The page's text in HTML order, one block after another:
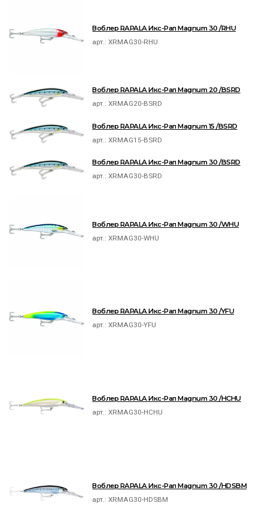
Воблер RAPALA Икс-Рап Magnum 30 /RHU
арт.:XRMAG30-RHU
Воблер RAPALA Икс-Рап Magnum 20 /BSRD
арт.:XRMAG20-BSRD
Воблер RAPALA Икс-Рап Magnum 15 /BSRD
арт.:XRMAG15-BSRD
Воблер RAPALA Икс-Рап Magnum 30 /BSRD
арт.:XRMAG30-BSRD
Воблер RAPALA Икс-Рап Magnum 30 /WHU
арт.:XRMAG30-WHU
Воблер RAPALA Икс-Рап Magnum 30 /YFU
арт.:XRMAG30-YFU
Воблер RAPALA Икс-Рап Magnum 30 /HCHU
арт.:XRMAG30-HCHU
Воблер RAPALA Икс-Рап Magnum 30 /HDSBM
арт.:XRMAG30-HDSBM